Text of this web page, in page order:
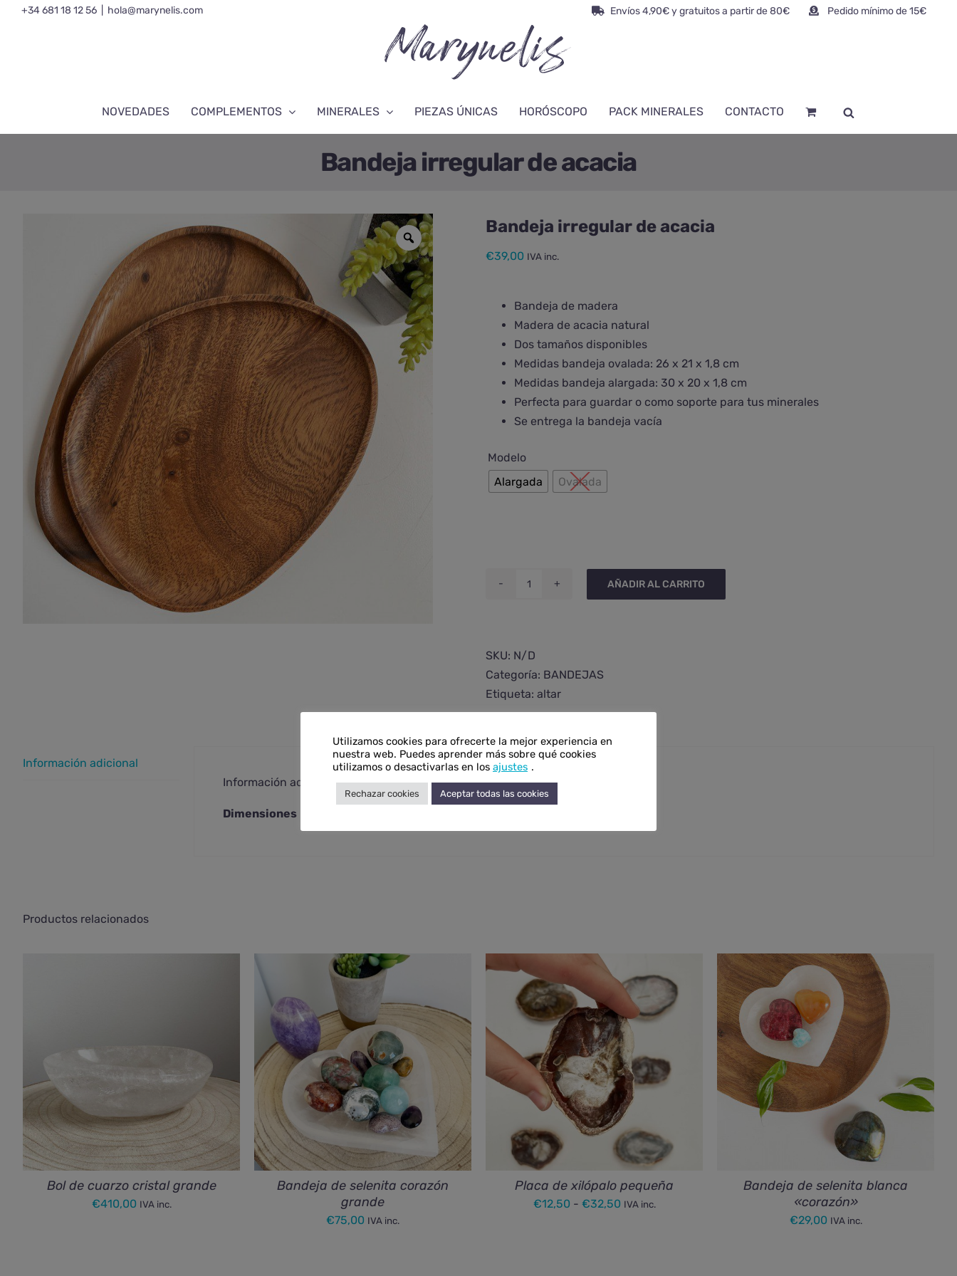
Saltar+34 681 18 12 56 hola@marynelis.com Envíos 4,90€ y gratuitos a partir de 80€ Pedido mínimo de 15€
NOVEDADES COMPLEMENTOS MINERALES PIEZAS ÚNICAS HORÓSCOPO PACK MINERALES CONTACTO
Bandeja irregular de acacia
Bandeja irregular de acacia
€39,00 IVA inc.
Bandeja de madera
Madera de acacia natural
Dos tamaños disponibles
Medidas bandeja ovalada: 26 x 21 x 1,8 cm
Medidas bandeja alargada: 30 x 20 x 1,8 cm
Perfecta para guardar o como soporte para tus minerales
Se entrega la bandeja vacía
Modelo
Alargada Ovalada
acacia
cantidad
AÑADIR AL CARRITO
SKU: N/D
Categoría: BANDEJAS
Etiqueta: altar
Información adicional
Información adicional
Dimensiones
Productos relacionados
Bol de cuarzo cristal grande
€410,00 IVA inc.
Bandeja de selenita corazón
grande
€75,00 IVA inc.
Placa de xilópalo pequeña
€12,50 - €32,50Rango
IVA inc.
Bandeja de selenita blanca
«corazón»
€29,00 IVA inc.
Utilizamos cookies para ofrecerte la mejor experiencia en
nuestra web. Puedes aprender más sobre qué cookies
utilizamos o desactivarlas en los ajustes .
Rechazar cookies Aceptar todas las cookies